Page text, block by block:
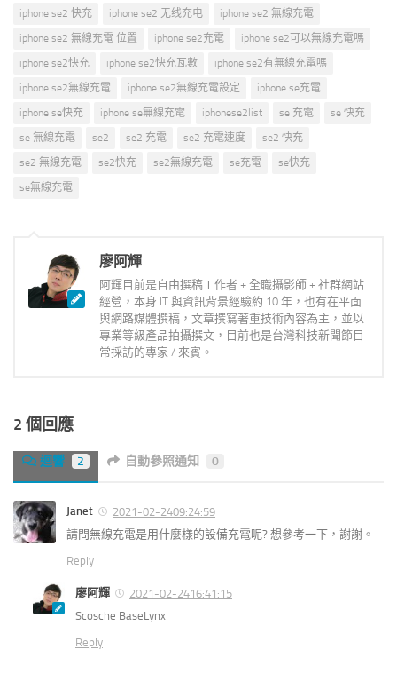
iphone se2 快充
iphone se2 无线充电
iphone se2 無線充電
iphone se2 無線充電 位置
iphone se2充電
iphone se2可以無線充電嗎
iphone se2快充
iphone se2快充瓦數
iphone se2有無線充電嗎
iphone se2無線充電
iphone se2無線充電設定
iphone se充電
iphone se快充
iphone se無線充電 iphonese2list se 充電
se 快充
se 無線充電
se2 se2 充電 se2 充電速度
se2 快充
se2 無線充電
se2快充 se2無線充電 se充電
se快充
se無線充電
廖阿輝
阿輝目前是自由撰稿工作者 + 全職攝影師 + 社群網站
經營，本身 IT 與資訊背景經驗約 10 年，也有在平面
與網路媒體撰稿，文章撰寫著重技術內容為主，並以
專業等級產品拍攝撰文，目前也是台灣科技新聞節目
常採訪的專家 / 來賓。
2 個回應
迴響 2 自動參照通知 0
Janet
2021-02-2409:24:59
請問無線充電是用什麼樣的設備充電呢? 想參考一下，謝謝。
Reply
廖阿輝
2021-02-2416:41:15
Scosche BaseLynx
Reply